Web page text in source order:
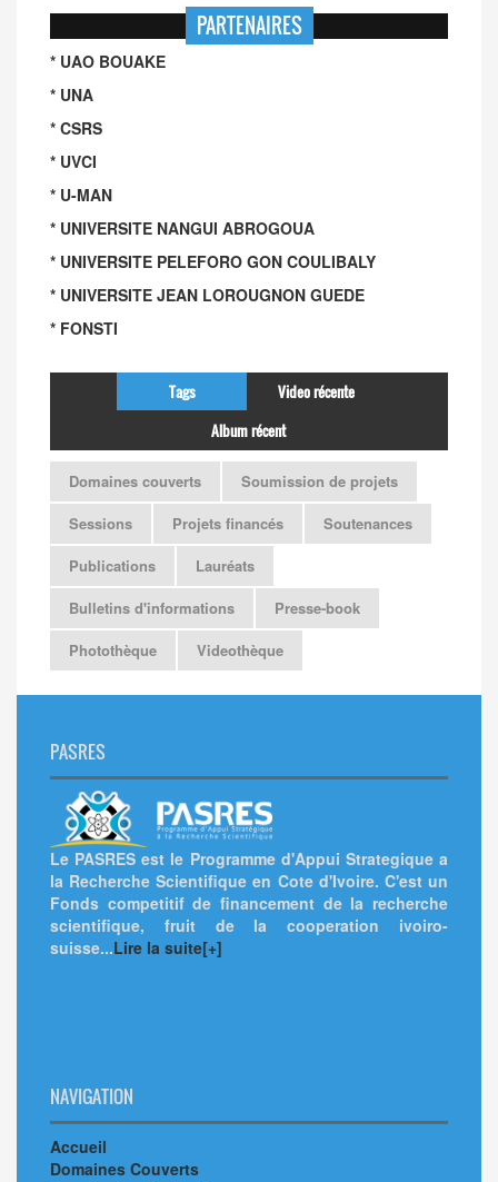
PARTENAIRES
* UAO BOUAKE
* UNA
* CSRS
* UVCI
* U-MAN
* UNIVERSITE NANGUI ABROGOUA
* UNIVERSITE PELEFORO GON COULIBALY
* UNIVERSITE JEAN LOROUGNON GUEDE
* FONSTI
Tags
Video récente
Album récent
Domaines couverts
Soumission de projets
Sessions
Projets financés
Soutenances
Publications
Lauréats
Bulletins d'informations
Presse-book
Photothèque
Videothèque
PASRES
Le PASRES est le Programme d'Appui Strategique a
la Recherche Scientifique en Cote d'Ivoire. C'est un
Fonds competitif de financement de la recherche
scientifique, fruit de la cooperation ivoiro-
suisse...Lire la suite[+]
NAVIGATION
Accueil
Domaines Couverts